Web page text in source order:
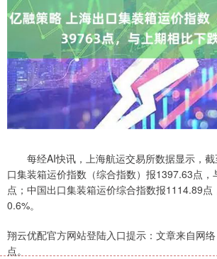
每经AI快讯，上海航运交易所数据显示，截
口集装箱运价指数（综合指数）报1397.63点，
点；中国出口集装箱运价综合指数报1114.89点
0.6%。
翔云优配官方网站登陆入口提示：文章来自网
点。